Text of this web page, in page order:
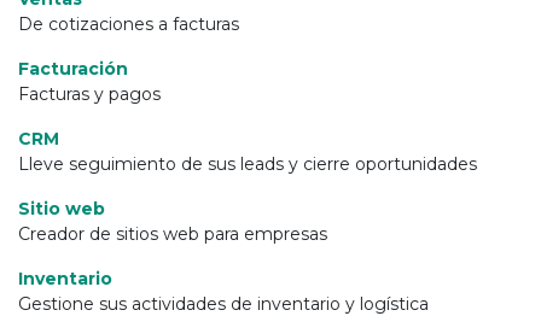
De cotizaciones a facturas
Facturación
Facturas y pagos
CRM
Lleve seguimiento de sus leads y cierre oportunidades
Sitio web
Creador de sitios web para empresas
Inventario
Gestione sus actividades de inventario y logística